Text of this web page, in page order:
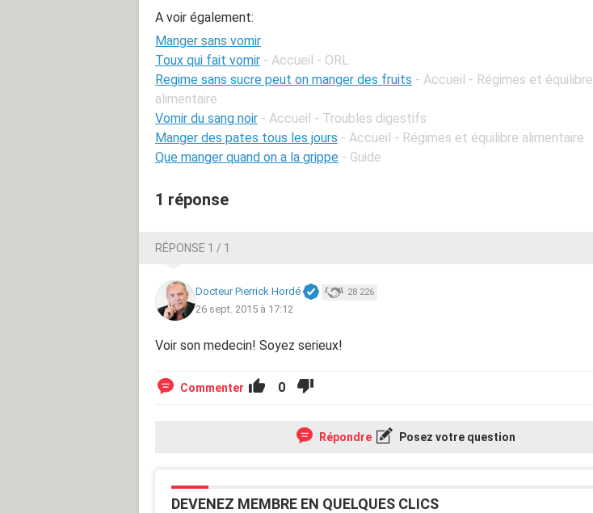
A voir également:
Manger sans vomir
Toux qui fait vomir - Accueil - ORL
Regime sans sucre peut on manger des fruits - Accueil - Régimes et équilibre
alimentaire
Vomir du sang noir - Accueil - Troubles digestifs
Manger des pates tous les jours - Accueil - Régimes et équilibre alimentaire
Que manger quand on a la grippe - Guide
1 réponse
RÉPONSE 1 / 1
Docteur Pierrick Hordé 28 226
26 sept. 2015 à 17:12
Voir son medecin! Soyez serieux!
Commenter 0
Répondre Posez votre question
DEVENEZ MEMBRE EN QUELQUES CLICS